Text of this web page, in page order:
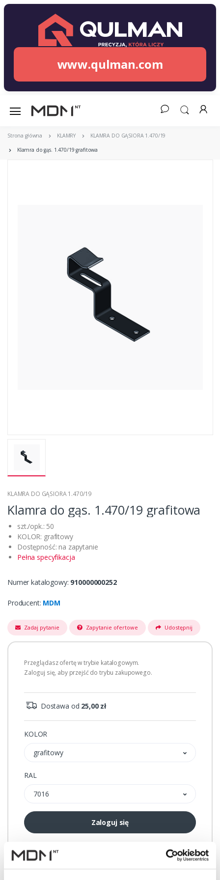
www.qulman.com
Strona główna KLAMRY KLAMRA DO GĄSIORA 1.470/19
Klamra do gąs. 1.470/19 grafitowa
KLAMRA DO GĄSIORA 1.470/19
Klamra do gąs. 1.470/19 grafitowa
szt./opk.: 50
KOLOR: grafitowy
Dostępność: na zapytanie
Pełna specyfikacja
Numer katalogowy: 910000000252
Producent: MDM
Zadaj pytanie Zapytanie ofertowe Udostępnij
Przeglądasz ofertę w trybie katalogowym.
Zaloguj się, aby przejść do trybu zakupowego.
Dostawa od 25,00 zł
KOLOR
grafitowy
RAL
7016
Zaloguj się